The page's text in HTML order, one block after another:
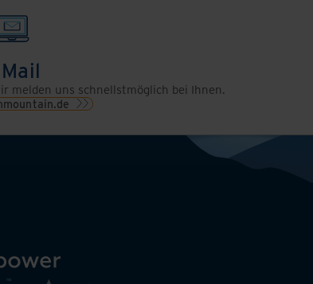
melden uns schnellstmöglich bei Ihnen.